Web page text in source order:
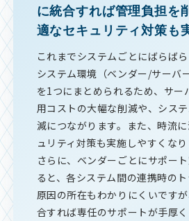
に統合すれば管理負担を
適なセキュリティ対策も
これまでシステムごとにばらば
システム環境（ベンダー/サーバ
を1つにまとめられるため、サー
用コストの大幅な削減や、シス
減につながります。また、時流
ュリティ対策も実施しやすくなり
さらに、ベンダーごとにサポー
ると、各システム間の連携時のト
原因の所在もわかりにくいです
合すれば専任のサポートが手厚